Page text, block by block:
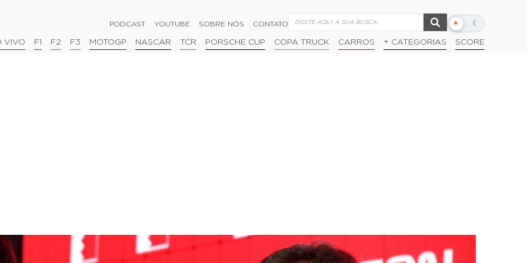
PODCAST YOUTUBE SOBRE NÓS CONTATO ☀ ☾
Alternar
escuro
VIVO F1 F2 F3 MOTOGP NASCAR TCR PORSCHE CUP COPA TRUCK CARROS + CATEGORIAS SCORE